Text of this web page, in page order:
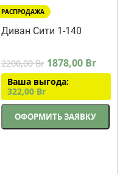
РАСПРОДАЖА
Диван Сити 1-140
2200,00Br 1878,00 Br
Ваша выгода:
322,00 Br
ОФОРМИТЬ ЗАЯВКУ